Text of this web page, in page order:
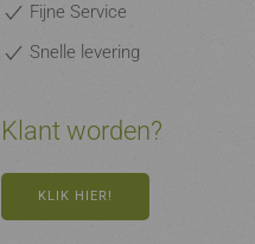
Fijne Service
Snelle levering
Klant worden?
KLIK HIER!